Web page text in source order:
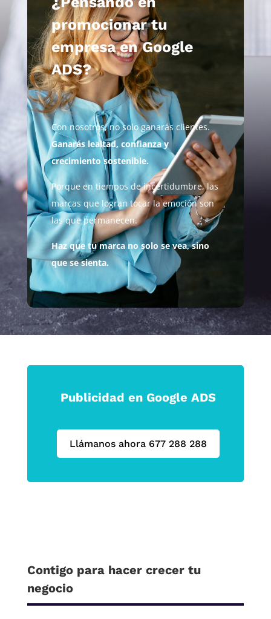
promocionar tu
empresa en Google
ADS?
Con nosotros, no solo ganarás clientes.
Ganarás lealtad, confianza y
crecimiento sostenible.
Porque en tiempos de incertidumbre, las
marcas que logran tocar la emoción son
las que permanecen.
Haz que tu marca no solo se vea, sino
que se sienta.
Publicidad en Google ADS
Llámanos ahora 677 288 288
Contigo para hacer crecer tu
negocio